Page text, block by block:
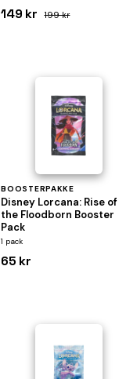
149 kr 199 kr
BOOSTERPAKKE
Disney Lorcana: Rise of
the Floodborn Booster
Pack
1 pack
65 kr